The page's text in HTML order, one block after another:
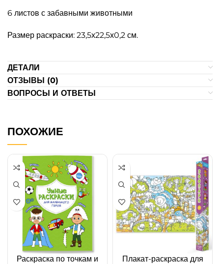
6 листов с забавными животными
Размер раскраски: 23,5х22,5х0,2 см.
ДЕТАЛИ
ОТЗЫВЫ (0)
ВОПРОСЫ И ОТВЕТЫ
ПОХОЖИЕ
Раскраска по точкам и
Плакат-раскраска для